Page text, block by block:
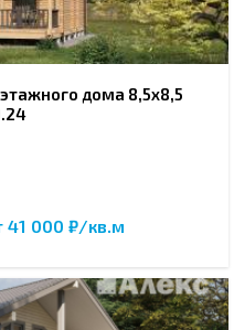
дома 8,5х8,5
41 000 ₽/кв.м